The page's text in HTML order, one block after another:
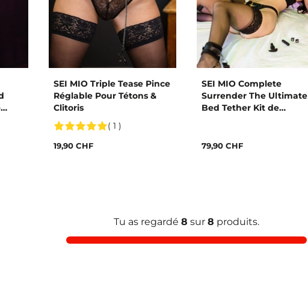
SEI MIO Triple Tease Pince
Réglable Pour Tétons &
Clitoris
( 1 )
19,90 CHF
SEI MIO Complete
Surrender The Ultimate
Bed Tether Kit de
79,90 CHF
Tu as regardé 8 sur 8 produits.